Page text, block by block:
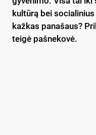
kultūrą bei
kažkas panašaus?
teigė pašnekovė.